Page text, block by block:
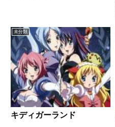
未分類
キディガーランド